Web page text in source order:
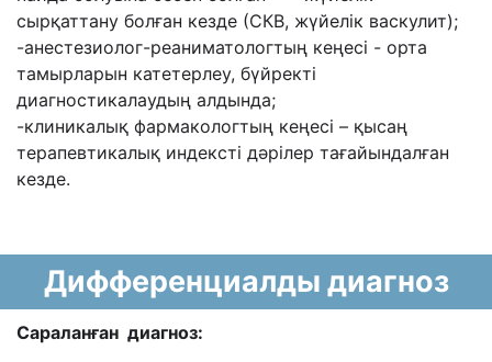
сырқаттану болған кезде (СКВ, жүйелік васкулит);
-анестезиолог-реаниматологтың кеңесі - орта
тамырларын катетерлеу, бүйректі
диагностикалаудың алдында;
-клиникалық фармакологтың кеңесі – қысаң
терапевтикалық индексті дәрілер тағайындалған
кезде.
Дифференциалды диагноз
Сараланған диагноз: